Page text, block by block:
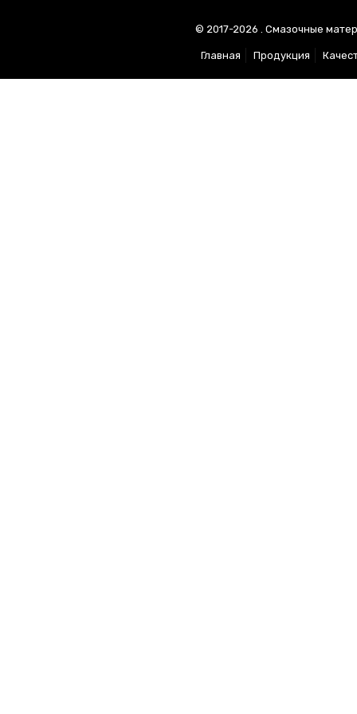
© 2017-2026 . Смазочные
Главная Продукция